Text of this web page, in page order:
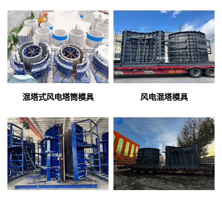
混塔式风电塔筒模具 风电混塔模具